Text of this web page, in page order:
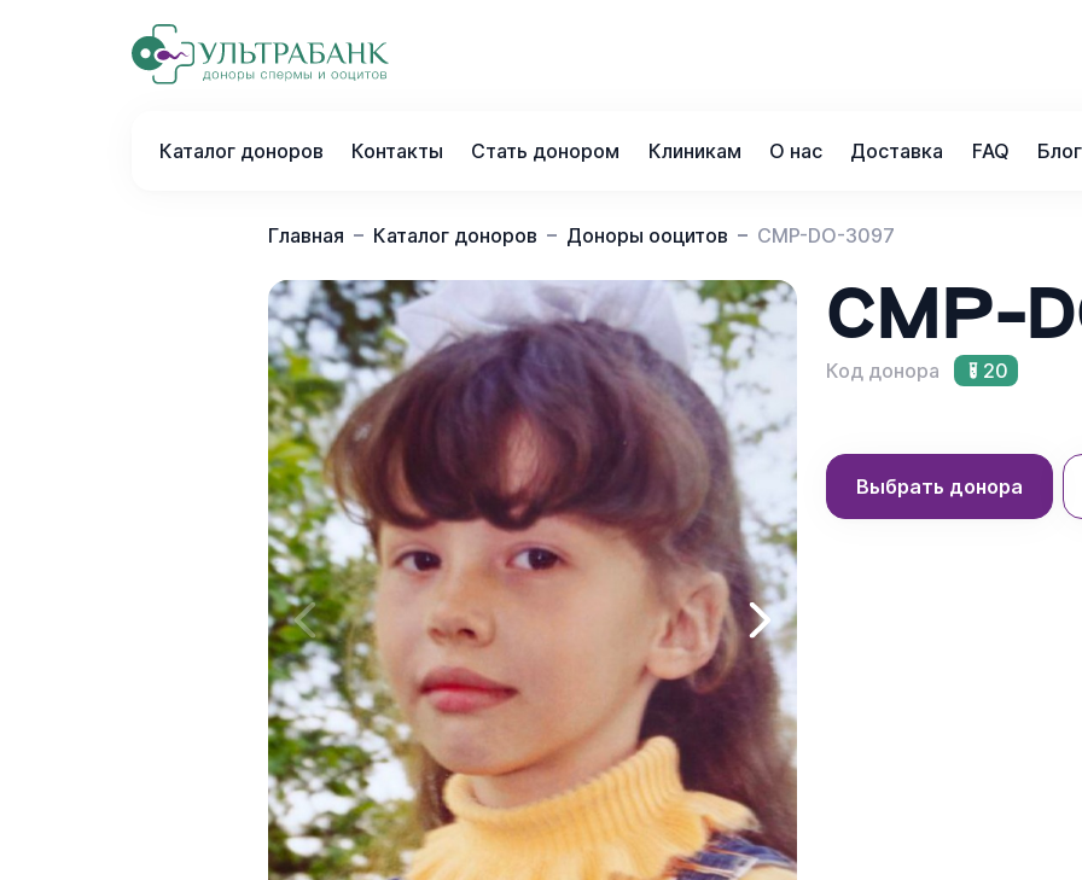
Каталог доноров Контакты Cтать донором Клиникам О нас Доставка FAQ Блог
Главная Каталог доноров Доноры ооцитов CMP-DO-3097
CMP-
Код донора 20
Выбрать донора